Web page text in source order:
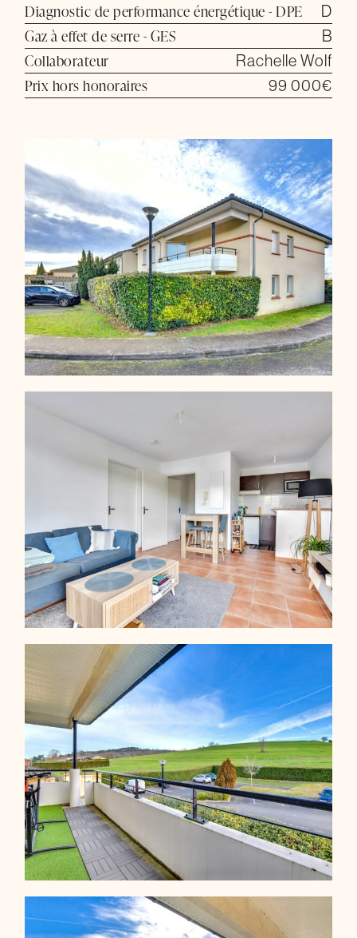
Diagnostic de performance énergétique - DPE D
Gaz à effet de serre - GES B
Collaborateur Rachelle Wolf
Prix hors honoraires 99 000€